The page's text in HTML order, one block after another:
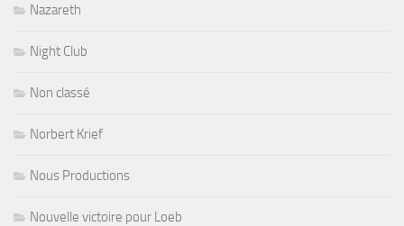
Nazareth
Night Club
Non classé
Norbert Krief
Nous Productions
Nouvelle victoire pour Loeb